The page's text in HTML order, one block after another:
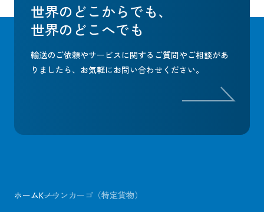
世界のどこからでも、
世界のどこへでも
輸送のご依頼やサービスに関するご質問やご相談があ
りましたら、 お気軽にお問い合わせください。
ホームKノウンカーゴ（特定貨物）